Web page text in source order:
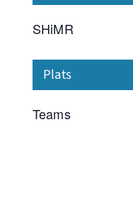
Plats
Teams
SHiMR